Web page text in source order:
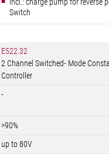
Switch
E522.32
2 Channel Switched- Mode
Controller
-
>90%
up to 80V